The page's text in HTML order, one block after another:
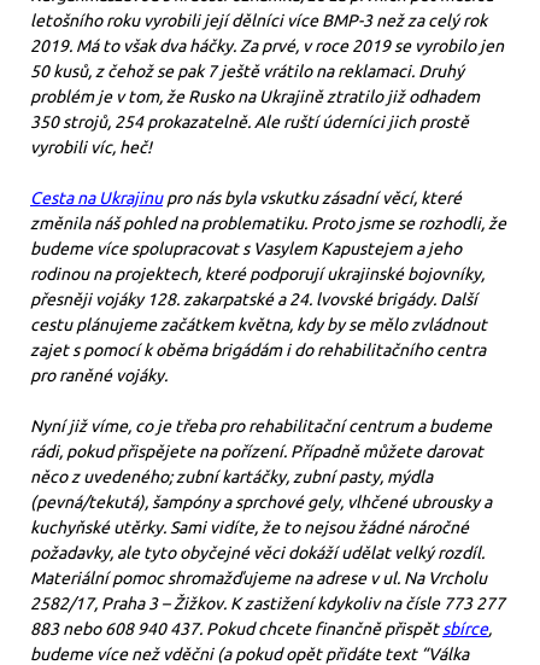
letošního roku vyrobili její dělníci více BMP-3 než za celý rok
2019. Má to však dva háčky. Za prvé, v roce 2019 se vyrobilo jen
50 kusů, z čehož se pak 7 ještě vrátilo na reklamaci. Druhý
problém je v tom, že Rusko na Ukrajině ztratilo již odhadem
350 strojů, 254 prokazatelně. Ale ruští úderníci jich prostě
vyrobili víc, heč!
Cesta na Ukrajinupro nás byla vskutku zásadní věcí, které
změnila náš pohled na problematiku. Proto jsme se rozhodli, že
budeme více spolupracovat s Vasylem Kapustejem a jeho
rodinou na projektech, které podporují ukrajinské bojovníky,
přesněji vojáky 128. zakarpatské a 24. lvovské brigády. Další
cestu plánujeme začátkem května, kdy by se mělo zvládnout
zajet s pomocí k oběma brigádám i do rehabilitačního centra
pro raněné vojáky.
Nyní již víme, co je třeba pro rehabilitační centrum a budeme
rádi, pokud přispějete na pořízení. Případně můžete darovat
něco z uvedeného; zubní kartáčky, zubní pasty, mýdla
(pevná/tekutá), šampóny a sprchové gely, vlhčené ubrousky a
kuchyňské utěrky. Sami vidíte, že to nejsou žádné náročné
požadavky, ale tyto obyčejné věci dokáží udělat velký rozdíl.
Materiální pomoc shromažďujeme na adrese v ul. Na Vrcholu
2582/17, Praha 3 – Žižkov. K zastižení kdykoliv na čísle 773 277
883 nebo 608 940 437. Pokud chcete finančně přispětsbírce,
budeme více než vděčni (a pokud opět přidáte text “Válka